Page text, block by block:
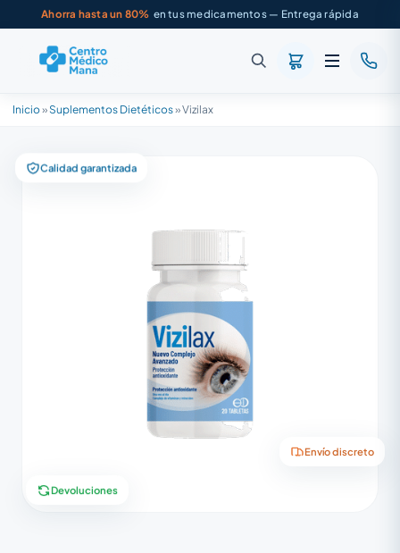
Ahorra hasta un 80% en tus medicamentos — Entrega rápida
Inicio» Suplementos Dietéticos»Vizilax
Calidad garantizada
Envío discreto
Devoluciones